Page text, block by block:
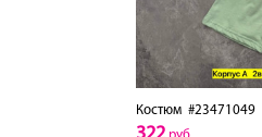
Костюм#23471049